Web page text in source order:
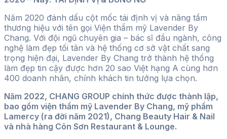
Năm 2020 đánh dấu cột mốc tái định vị và nâng tầm
thương hiệu với tên gọi Viện thẩm mỹ Lavender By
Chang. Với đội ngũ chuyên gia – bác sĩ đầu ngành, công
nghệ làm đẹp tối tân và hệ thống cơ sở vật chất sang
trọng hiện đại, Lavender By Chang trở thành hệ thống
làm đẹp tin cậy được hơn 20 sao Việt hạng A cùng hơn
400 doanh nhân, chính khách tin tưởng lựa chọn.
Năm 2022, CHANG GROUP chính thức được thành lập,
bao gồm viện thẩm mỹ Lavender By Chang, mỹ phẩm
Lamercy (ra đời năm 2021), Chang Beauty Hair & Nail
và nhà hàng Côn Sơn Restaurant & Lounge.